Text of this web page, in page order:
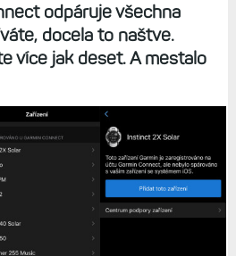
odpáruje všechna
docela to naštve.
více jak deset. A mestalo